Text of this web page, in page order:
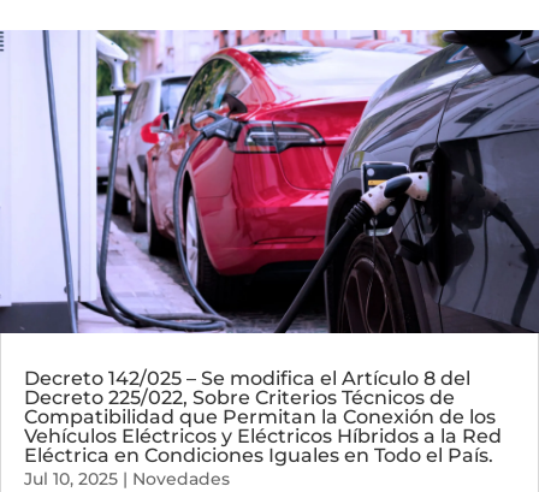
Decreto 142/025 – Se modifica el Artículo 8 del
Decreto 225/022, Sobre Criterios Técnicos de
Compatibilidad que Permitan la Conexión de los
Vehículos Eléctricos y Eléctricos Híbridos a la Red
Eléctrica en Condiciones Iguales en Todo el País.
Jul 10, 2025 | Novedades